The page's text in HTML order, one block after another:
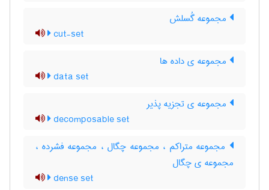
مجموعه گُسلش
cut-set
مجموعه ی داده ها
data set
مجموعه ی تجزیه پذیر
decomposable set
مجموعه متراکم ، مجموعه چگال ، مجموعه فشرده ،
مجموعه ی چگال
dense set